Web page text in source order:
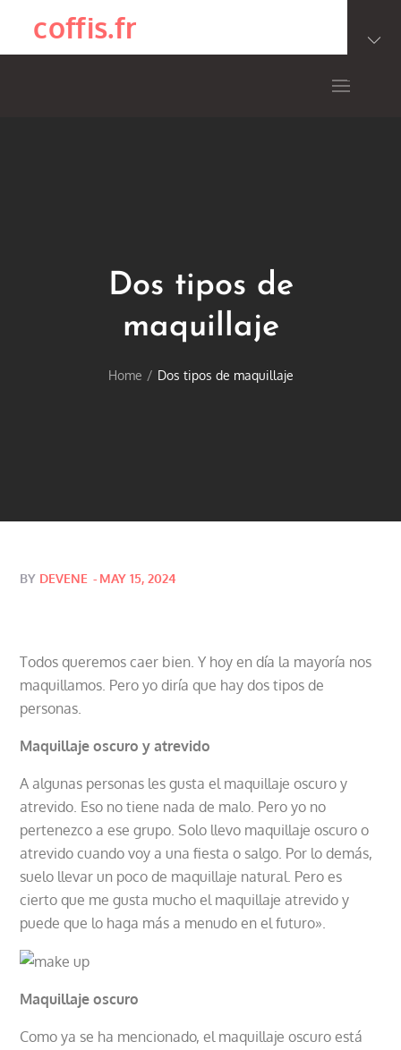
content
coffis.fr
Dos tipos de
maquillaje
Home Dos tipos de maquillaje
BY DEVENE Posted
MAY 15, 2024
Todos queremos caer bien. Y hoy en día la mayoría nos
maquillamos. Pero yo diría que hay dos tipos de
personas.
Maquillaje oscuro y atrevido
A algunas personas les gusta el maquillaje oscuro y
atrevido. Eso no tiene nada de malo. Pero yo no
pertenezco a ese grupo. Solo llevo maquillaje oscuro o
atrevido cuando voy a una fiesta o salgo. Por lo demás,
suelo llevar un poco de maquillaje natural. Pero es
cierto que me gusta mucho el maquillaje atrevido y
puede que lo haga más a menudo en el futuro»
Maquillaje oscuro
Como ya se ha mencionado, el maquillaje oscuro está